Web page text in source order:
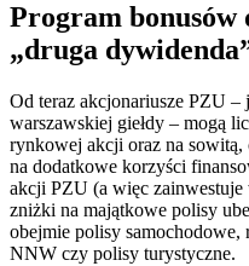
Program
„druga
Od teraz akcjonariusze PZU –
warszawskiej giełdy – mogą
rynkowej akcji oraz na sowitą,
na dodatkowe korzyści
akcji PZU (a więc zainwestuje
zniżki na majątkowe polisy
obejmie polisy samochodowe,
NNW czy polisy turystyczne.